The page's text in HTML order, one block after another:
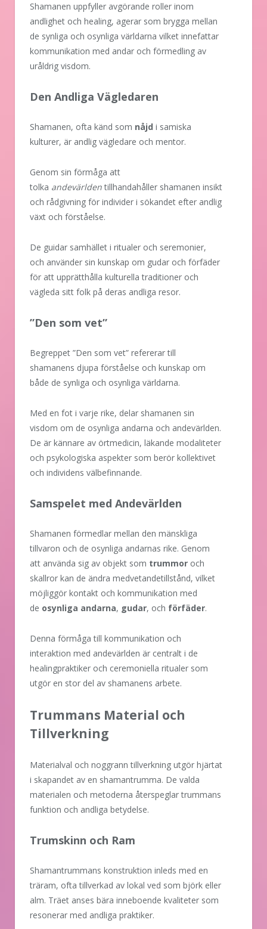
Shamanen uppfyller avgörande roller inom
andlighet och healing, agerar som brygga mellan
de synliga och osynliga världarna vilket innefattar
kommunikation med andar och förmedling av
uråldrig visdom.
Den Andliga Vägledaren
Shamanen, ofta känd som nåjd i samiska
kulturer, är andlig vägledare och mentor.
Genom sin förmåga att
tolka andevärldentillhandahåller shamanen insikt
och rådgivning för individer i sökandet efter andlig
växt och förståelse.
De guidar samhället i ritualer och seremonier,
och använder sin kunskap om gudar och förfäder
för att upprätthålla kulturella traditioner och
vägleda sitt folk på deras andliga resor.
”Den som vet”
Begreppet ”Den som vet” refererar till
shamanens djupa förståelse och kunskap om
både de synliga och osynliga världarna.
Med en fot i varje rike, delar shamanen sin
visdom om de osynliga andarna och andevärlden.
De är kännare av örtmedicin, läkande modaliteter
och psykologiska aspekter som berör kollektivet
och individens välbefinnande.
Samspelet med Andevärlden
Shamanen förmedlar mellan den mänskliga
tillvaron och de osynliga andarnas rike. Genom
att använda sig av objekt som trummor och
skallror kan de ändra medvetandetillstånd, vilket
möjliggör kontakt och kommunikation med
de osynliga andarna, gudar, och förfäder.
Denna förmåga till kommunikation och
interaktion med andevärlden är centralt i de
healingpraktiker och ceremoniella ritualer som
utgör en stor del av shamanens arbete.
Trummans Material och
Tillverkning
Materialval och noggrann tillverkning utgör hjärtat
i skapandet av en shamantrumma. De valda
materialen och metoderna återspeglar trummans
funktion och andliga betydelse.
Trumskinn och Ram
Shamantrummans konstruktion inleds med en
träram, ofta tillverkad av lokal ved som björk eller
alm. Träet anses bära inneboende kvaliteter som
resonerar med andliga praktiker.